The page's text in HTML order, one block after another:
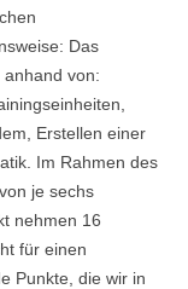
Das
anhand von:
Erstellen einer
Im Rahmen des
je sechs
nehmen 16
für einen
Punkte, die wir in